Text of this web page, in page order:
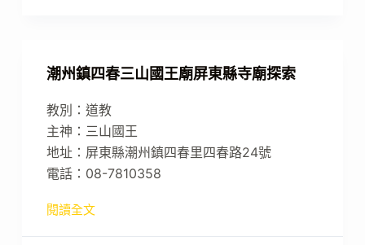
潮州鎮四春三山國王廟屏東縣寺廟探索
教別：道教
主神：三山國王
地址：屏東縣潮州鎮四春里四春路24號
電話：08-7810358
閱讀全文